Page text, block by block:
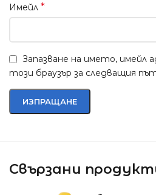
Имейл *
Запазване на името, имейл
този браузър за следващия
Свързани